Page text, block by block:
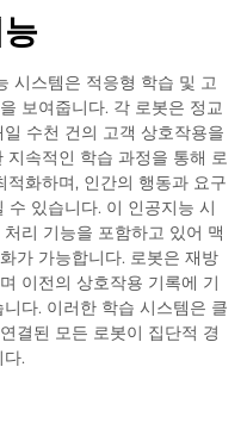
스템은 적응형 학습 및 고
보여줍니다. 각 로봇은 정교
수천 건의 고객 상호작용을
지속적인 학습 과정을 통해 로
화하며, 인간의 행동과 요구
있습니다. 이 인공지능 시
리 기능을 포함하고 있어 맥
가 가능합니다. 로봇은 재방
이전의 상호작용 기록에 기
다. 이러한 학습 시스템은 클
결된 모든 로봇이 집단적 경
.